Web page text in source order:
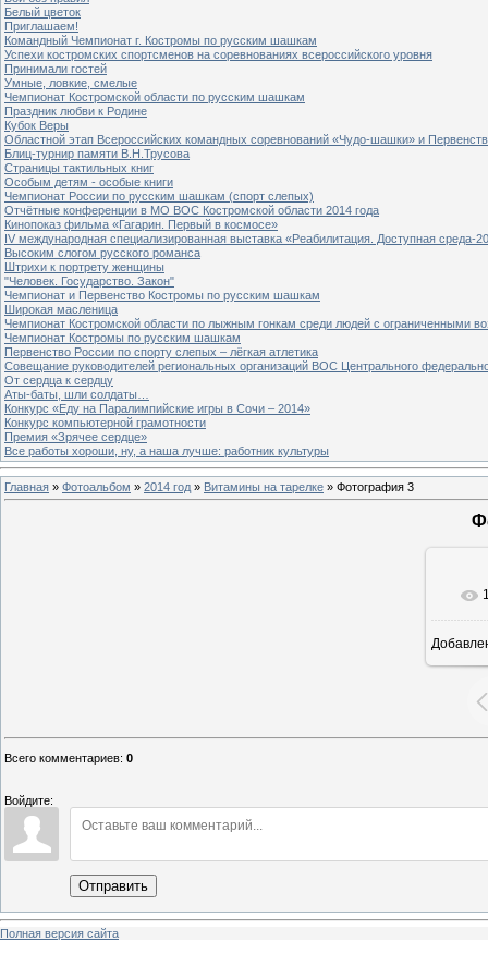
Белый цветок
Приглашаем!
Командный Чемпионат г. Костромы по русским шашкам
Успехи костромских спортсменов на соревнованиях всероссийского уровня
Принимали гостей
Умные, ловкие, смелые
Чемпионат Костромской области по русским шашкам
Праздник любви к Родине
Кубок Веры
Областной этап Всероссийских командных соревнований «Чудо-шашки» и
Блиц-турнир памяти В.Н.Трусова
Страницы тактильных книг
Особым детям - особые книги
Чемпионат России по русским шашкам (спорт слепых)
Отчётные конференции в МО ВОС Костромской области 2014 года
Кинопоказ фильма «Гагарин. Первый в космосе»
IV международная специализированная выставка «Реабилитация. Доступная среда-
Высоким слогом русского романса
Штрихи к портрету женщины
"Человек. Государство. Закон"
Чемпионат и Первенство Костромы по русским шашкам
Широкая масленица
Чемпионат Костромской области по лыжным гонкам среди людей с ограниченными
Чемпионат Костромы по русским шашкам
Первенство России по спорту слепых – лёгкая атлетика
Совещание руководителей региональных организаций ВОС Центрального
От сердца к сердцу
Аты-баты, шли солдаты…
Конкурс «Еду на Паралимпийские игры в Сочи – 2014»
Конкурс компьютерной грамотности
Премия «Зрячее сердце»
Все работы хороши, ну, а наша лучше: работник культуры
Главная » Фотоальбом » 2014 год » Витамины на тарелке » Фотография 3
Всего комментариев: 0
Войдите:
Отправить
Полная версия сайта